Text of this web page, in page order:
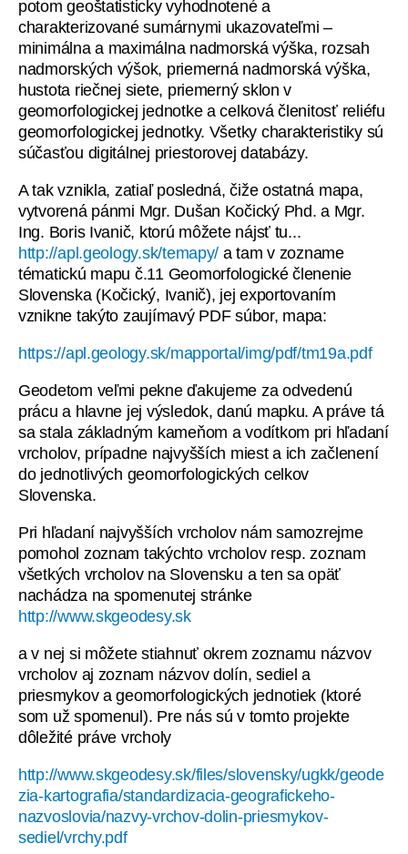
potom geoštatisticky vyhodnotené a
charakterizované sumárnymi ukazovateľmi –
minimálna a maximálna nadmorská výška, rozsah
nadmorských výšok, priemerná nadmorská výška,
hustota riečnej siete, priemerný sklon v
geomorfologickej jednotke a celková členitosť reliéfu
geomorfologickej jednotky. Všetky charakteristiky sú
súčasťou digitálnej priestorovej databázy.
A tak vznikla, zatiaľ posledná, čiže ostatná mapa,
vytvorená pánmi Mgr. Dušan Kočický Phd. a Mgr.
Ing. Boris Ivanič, ktorú môžete nájsť tu...
http://apl.geology.sk/temapy/ a tam v zozname
tématickú mapu č.11 Geomorfologické členenie
Slovenska (Kočický, Ivanič), jej exportovaním
vznikne takýto zaujímavý PDF súbor, mapa:
https://apl.geology.sk/mapportal/img/pdf/tm19a.pdf
Geodetom veľmi pekne ďakujeme za odvedenú
prácu a hlavne jej výsledok, danú mapku. A práve tá
sa stala základným kameňom a vodítkom pri hľadaní
vrcholov, prípadne najvyšších miest a ich začlenení
do jednotlivých geomorfologických celkov
Slovenska.
Pri hľadaní najvyšších vrcholov nám samozrejme
pomohol zoznam takýchto vrcholov resp. zoznam
všetkých vrcholov na Slovensku a ten sa opäť
nachádza na spomenutej stránke
http://www.skgeodesy.sk
a v nej si môžete stiahnuť okrem zoznamu názvov
vrcholov aj zoznam názvov dolín, sediel a
priesmykov a geomorfologických jednotiek (ktoré
som už spomenul). Pre nás sú v tomto projekte
dôležité práve vrcholy
http://www.skgeodesy.sk/files/slovensky/ugkk/geode
zia-kartografia/standardizacia-geografickeho-
nazvoslovia/nazvy-vrchov-dolin-priesmykov-
sediel/vrchy.pdf